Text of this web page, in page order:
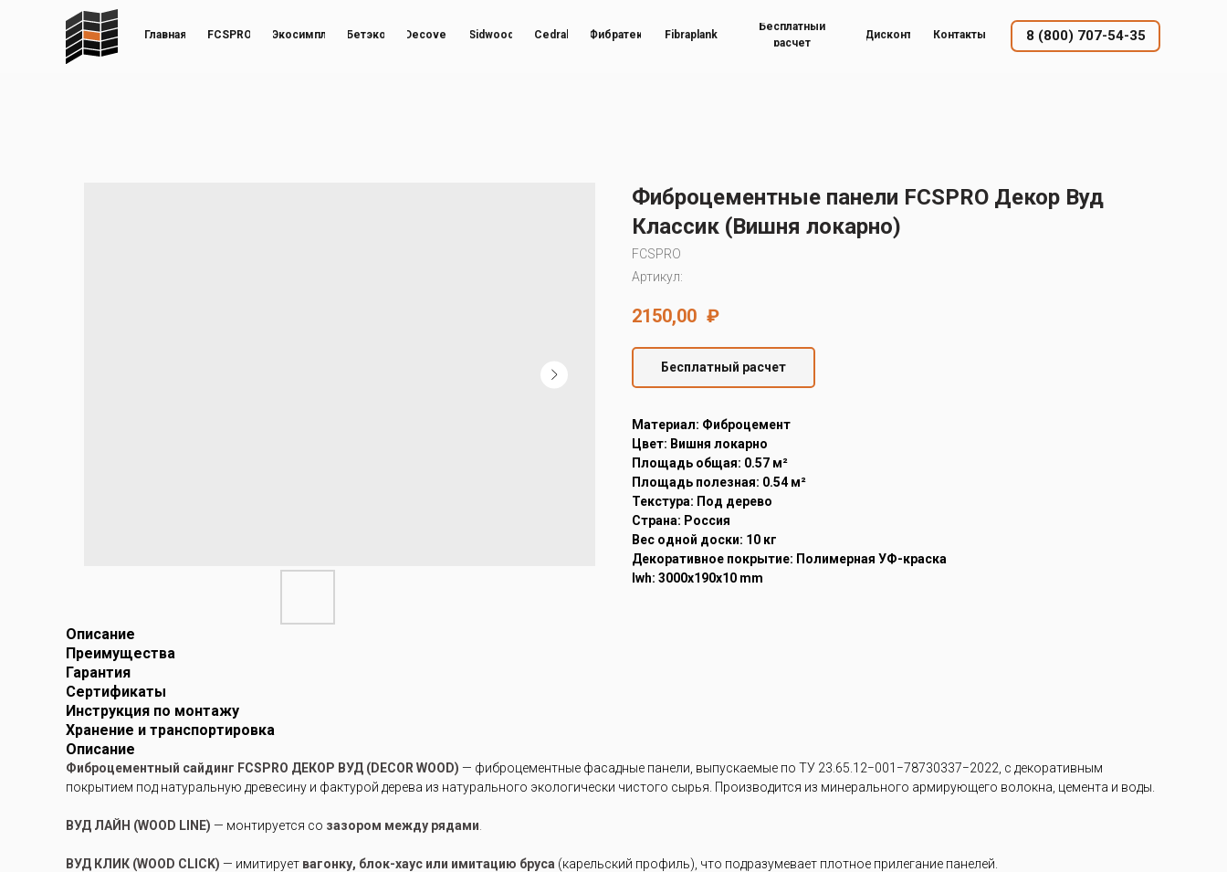
8 (800) 707-54-35
Главная FCSPRO Бетэко Decover Sidwood Cedral Фибратек
Бесплатный
расчет
Контакты
Дисконт
Экосимпл Fibraplank
Фиброцементные панели FCSPRO Декор Вуд
Классик (Вишня локарно)
FCSPRO
Артикул:
2150,00 ₽
Бесплатный расчет
Материал: Фиброцемент
Цвет: Вишня локарно
Площадь общая: 0.57 м²
Площадь полезная: 0.54 м²
Текстура: Под дерево
Страна: Россия
Вес одной доски: 10 кг
Декоративное покрытие: Полимерная УФ-краска
lwh: 3000x190x10 mm
Описание
Преимущества
Гарантия
Сертификаты
Инструкция по монтажу
Хранение и транспортировка
Описание
Фиброцементный сайдинг FCSPRO ДЕКОР ВУД (DECOR WOOD) — фиброцементные фасадные панели, выпускаемые по ТУ 23.65.12−001−78730337−2022, с декоративным
покрытием под натуральную древесину и фактурой дерева из натурального экологически чистого сырья. Производится из минерального армирующего волокна, цемента и воды.
ВУД ЛАЙН (WOOD LINE) — монтируется со зазором между рядами
ВУД КЛИК (WOOD CLICK) — имитирует вагонку, блок-хаус или имитацию бруса (карельский профиль), что подразумевает плотное прилегание панелей.